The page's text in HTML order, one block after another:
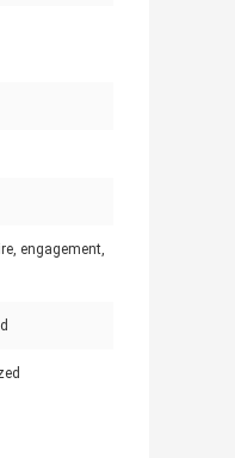
engagement,